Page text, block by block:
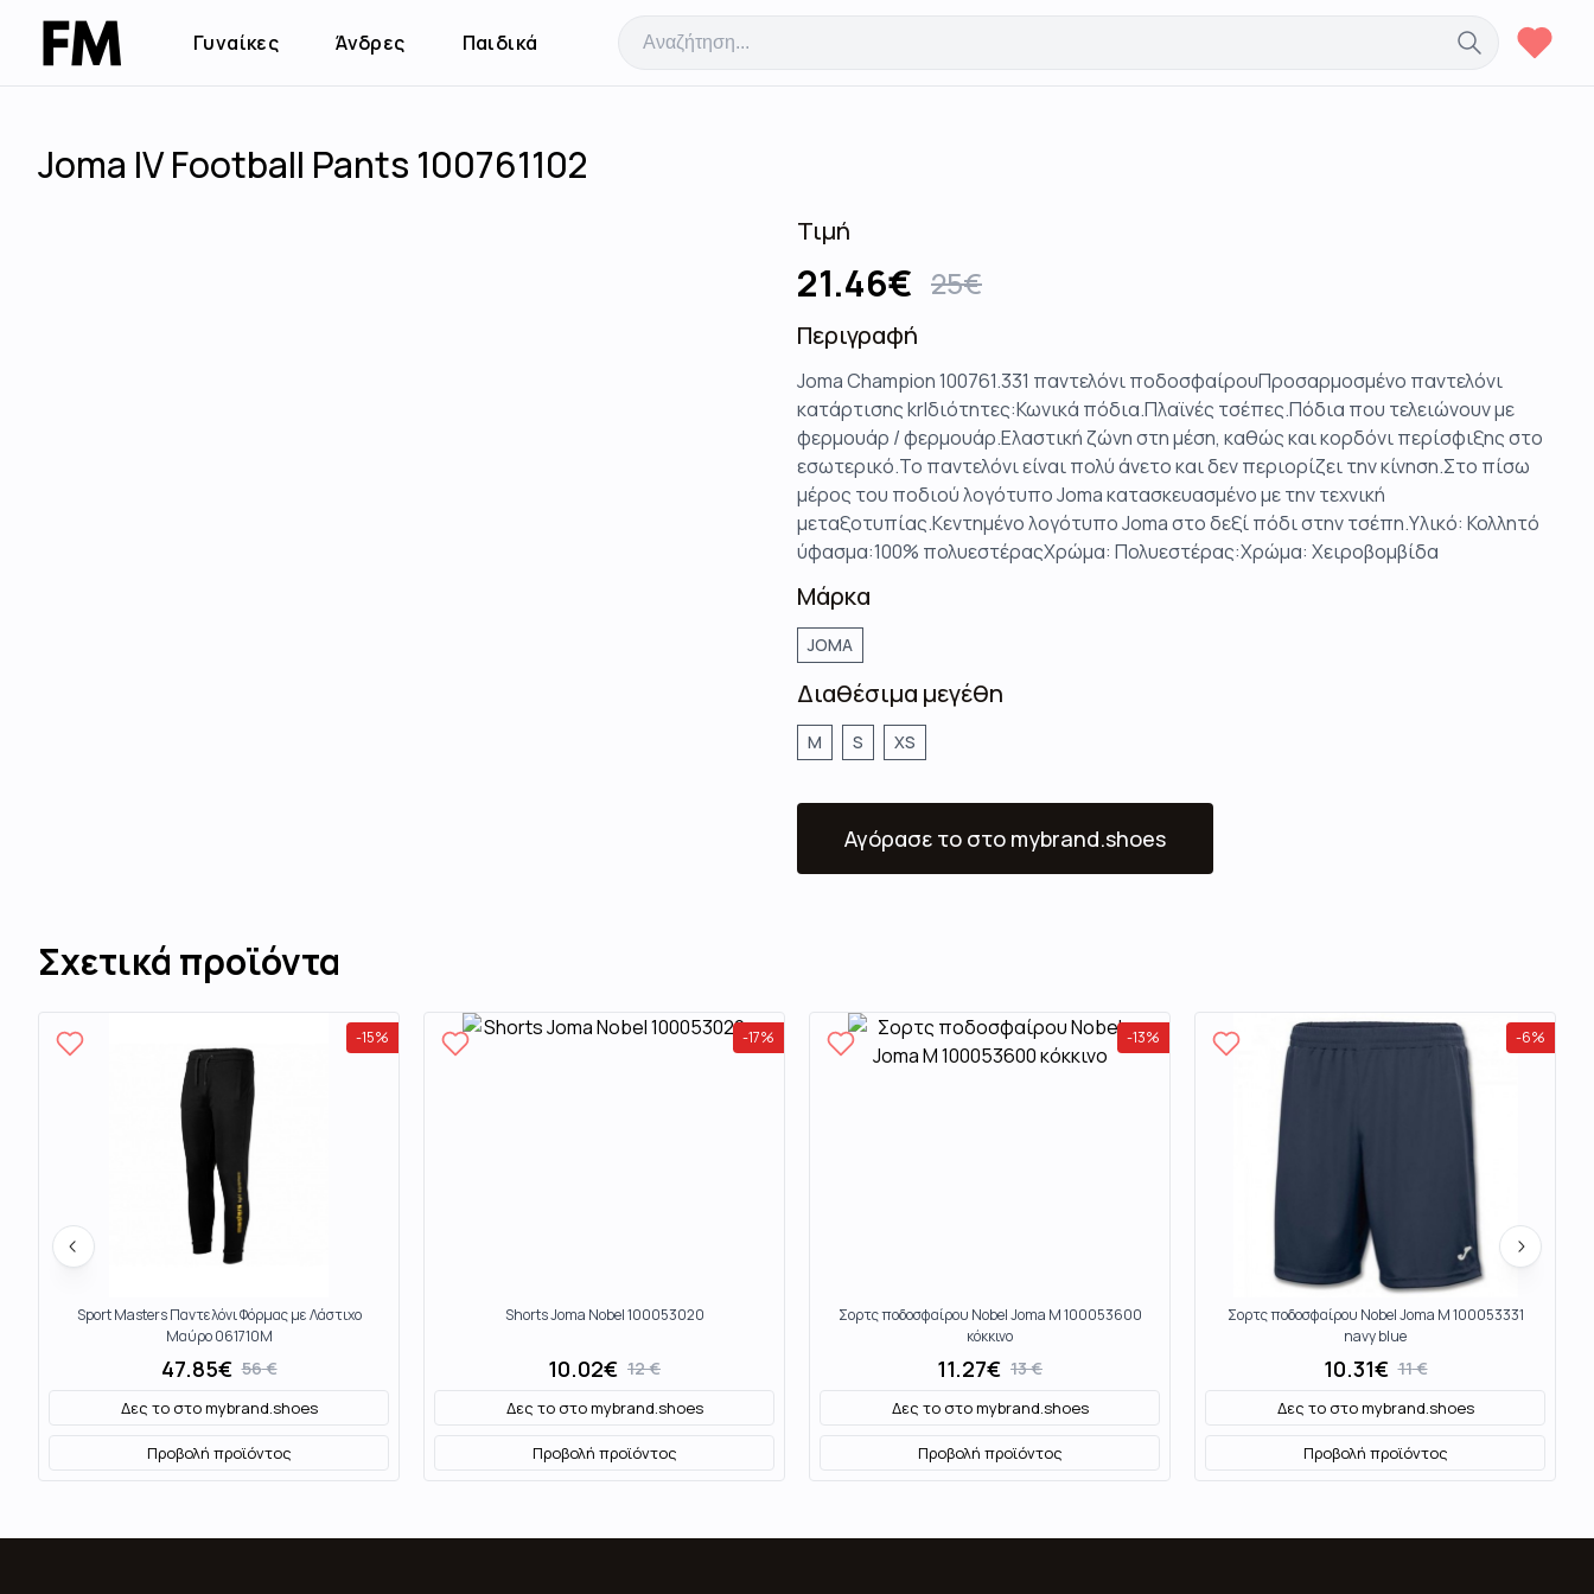
Γυναίκες Άνδρες Παιδικά
Joma IV Football Pants 100761102
Τιμή
21.46€ 25€
Περιγραφή
Joma Champion 100761.331 παντελόνι ποδοσφαίρουΠροσαρμοσμένο παντελόνι
κατάρτισης krΙδιότητες:Κωνικά πόδια.Πλαϊνές τσέπες.Πόδια που τελειώνουν με
φερμουάρ / φερμουάρ.Ελαστική ζώνη στη μέση, καθώς και κορδόνι περίσφιξης στο
εσωτερικό.Το παντελόνι είναι πολύ άνετο και δεν περιορίζει την κίνηση.Στο πίσω
μέρος του ποδιού λογότυπο Joma κατασκευασμένο με την τεχνική
μεταξοτυπίας.Κεντημένο λογότυπο Joma στο δεξί πόδι στην τσέπη.Υλικό: Κολλητό
ύφασμα:100% πολυεστέραςΧρώμα: Πολυεστέρας:Χρώμα: Χειροβομβίδα
Μάρκα
JOMA
Διαθέσιμα μεγέθη
M S XS
Αγόρασε το στο mybrand.shoes
Σχετικά προϊόντα
-15%
Sport Masters Παντελόνι Φόρμας με Λάστιχο
Μαύρο 061710M
47.85€ 56€
Δες το στοmybrand.shoes
Προβολή προϊόντος
-17%
Shorts Joma Nobel 100053020
10.02€ 12€
Δες το στοmybrand.shoes
Προβολή προϊόντος
-13%
Σορτς ποδοσφαίρου Nobel Joma M 100053600
κόκκινο
11.27€ 13€
Δες το στοmybrand.shoes
Προβολή προϊόντος
-6%
Σορτς ποδοσφαίρου Nobel Joma M 100053331
navy blue
10.31€ 11€
Δες το στοmybrand.shoes
Προβολή προϊόντος